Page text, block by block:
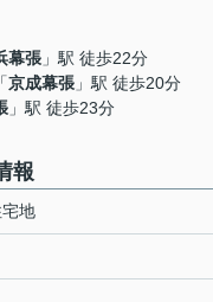
幕張 」駅 徒歩22分
「京成幕張 」駅 徒歩20分
」駅 徒歩23分
報
地